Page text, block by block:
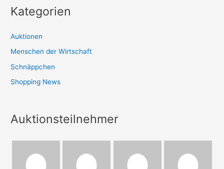
Kategorien
Auktionen
Menschen der Wirtschaft
Schnäppchen
Shopping News
Auktionsteilnehmer